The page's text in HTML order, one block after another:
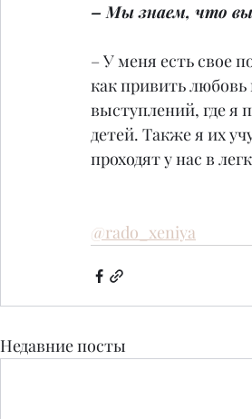
– Мы знаем, что вы
– У меня есть свое
как привить
выступлений, где я
детей. Также я их
проходят у нас в
@rado_xeniya
Недавние посты